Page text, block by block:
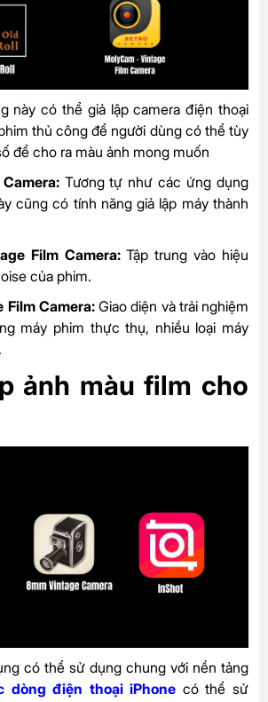
này có thể giả lập camera điện thoại
thủ công để người dùng có thể tùy
để cho ra màu ảnh mong muốn
Tương tự như các ứng dụng
cũng có tính năng giả lập máy thành
Film Camera:Tập trung vào hiệu
của phim.
Film Camera:Giao diện và trải nghiệm
máy phim thực thụ, nhiều loại máy
ảnh màu film cho
có thể sử dụng chung với nền tảng
dòng điện thoại iPhone có thể sử